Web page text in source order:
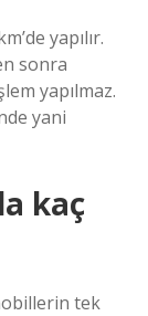
yapılır.
sonra
yapılmaz.
yani
kaç
tek